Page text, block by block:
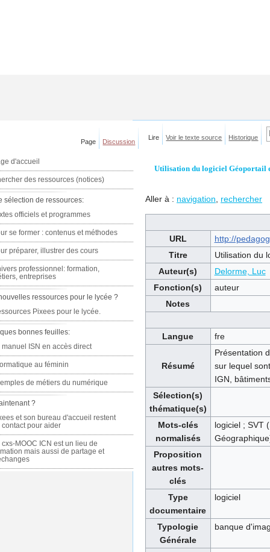
Utilisation du logiciel Géoportail
Aller à : navigation rechercher
URL
http://
Titre
Utilisation du
Auteur(s)
Delorme, Luc
Fonction(s)
auteur
Notes
Langue fre
Résumé
Présentation
sur lequel
IGN,
Sélection(s)
thématique(s)
Mots-clés
normalisés
logiciel ; SVT
Proposition
autres mots-
clés
Type
documentaire
logiciel
Typologie
Générale
banque
Page Discussion
Lire Voir le texte source Historique
d'accueil
des ressources (notices)
sélection de ressources:
officiels et programmes
se former : contenus et méthodes
préparer, illustrer des cours
professionnel: formation,
entreprises
ressources pour le lycée ?
Pixees pour le lycée.
bonnes feuilles:
manuel ISN en accès direct
au féminin
de métiers du numérique
?
et son bureau d'accueil restent
contact pour aider
cxs-MOOC ICN est un lieu de
mais aussi de partage et